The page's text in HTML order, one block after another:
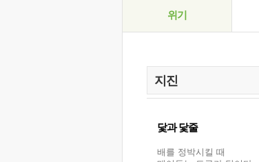
위기
닻과 닻줄
배를 정박시킬 때